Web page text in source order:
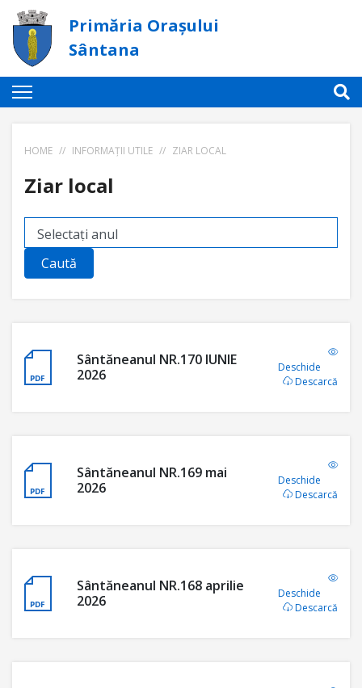
Primăria Orașului
Sântana
HOME // INFORMAȚII UTILE // ZIAR LOCAL
Ziar local
Caută
Sântăneanul NR.170 IUNIE
2026
Deschide
Descarcă
Sântăneanul NR.169 mai
2026
Deschide
Descarcă
Sântăneanul NR.168 aprilie
2026
Deschide
Descarcă